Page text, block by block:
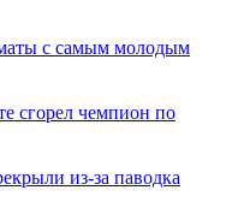
с самым молодым
сгорел чемпион по
из-за паводка